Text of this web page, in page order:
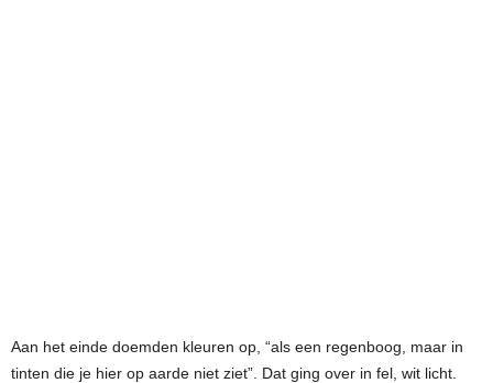
Aan het einde doemden kleuren op, “als een regenboog, maar in
tinten die je hier op aarde niet ziet”. Dat ging over in fel, wit licht.